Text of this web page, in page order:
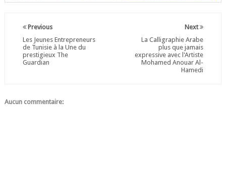
Next
La Calligraphie Arabe
plus que jamais
expressive avec l'Artiste
Mohamed Anouar Al-
Hamedi
Previous
Les Jeunes Entrepreneurs
de Tunisie à la Une du
prestigieux The
Guardian
Aucun commentaire: